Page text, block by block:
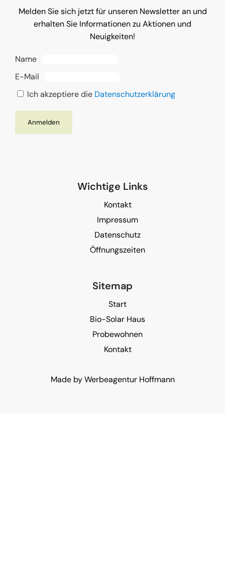
Melden Sie sich jetzt für unseren Newsletter an und
erhalten Sie Informationen zu Aktionen und
Neuigkeiten!
Name
E-Mail
Ich akzeptiere die Datenschutzerklärung
Wichtige Links
Kontakt
Impressum
Datenschutz
Öffnungszeiten
Sitemap
Start
Bio-Solar Haus
Probewohnen
Kontakt
Made byWerbeagentur Hoffmann